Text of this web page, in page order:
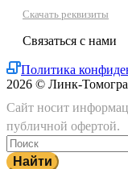
Скачать реквизиты
Связаться с нами
Политика
2026 © Линк-
Сайт носит
публичной офертой.
Найти